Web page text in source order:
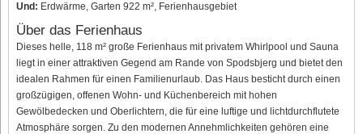
Und: Erdwärme, Garten 922 m², Ferienhausgebiet
Über das Ferienhaus
Dieses helle, 118 m² große Ferienhaus mit privatem Whirlpool und Sauna
liegt in einer attraktiven Gegend am Rande von Spodsbjerg und bietet den
idealen Rahmen für einen Familienurlaub. Das Haus besticht durch einen
großzügigen, offenen Wohn- und Küchenbereich mit hohen
Gewölbedecken und Oberlichtern, die für eine luftige und lichtdurchflutete
Atmosphäre sorgen. Zu den modernen Annehmlichkeiten gehören eine